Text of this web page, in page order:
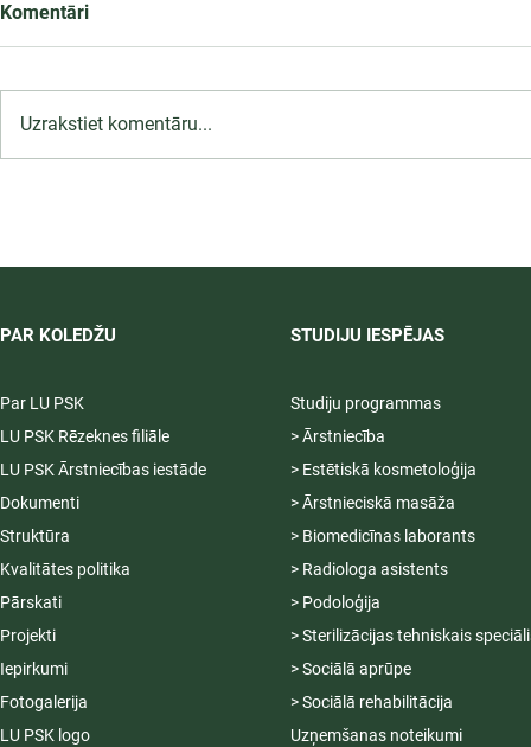
Komentāri
Uzrakstiet komentāru...
PAR KOLEDŽU
Par LU PSK
LU PSK Rēzeknes filiāle
LU PSK Ārstniecības iestāde
Dokumenti
Struktūra
Kvalitātes politika
Pārskati
Projekti
Iepirkumi
Fotogalerija
LU PSK logo
STUDIJU IESPĒJAS
Studiju programmas
> Ārstniecība
> Estētiskā kosmetoloģija
> Ārstnieciskā masāža
> Biomedicīnas laborants
> Radiologa asistents
> Podoloģija
> Sterilizācijas tehniskais
> Sociālā aprūpe
> Sociālā rehabilitācija
Uzņemšanas noteikumi